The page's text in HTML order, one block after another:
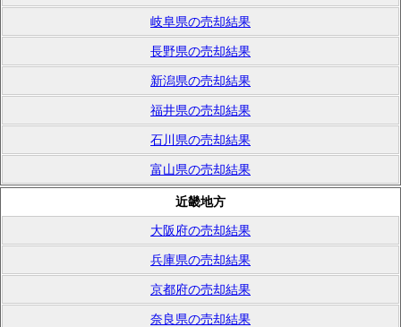
岐阜県の売却結果
長野県の売却結果
新潟県の売却結果
福井県の売却結果
石川県の売却結果
富山県の売却結果
近畿地方
大阪府の売却結果
兵庫県の売却結果
京都府の売却結果
奈良県の売却結果